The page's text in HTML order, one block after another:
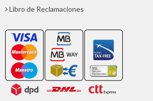
Libro de Reclamaciones